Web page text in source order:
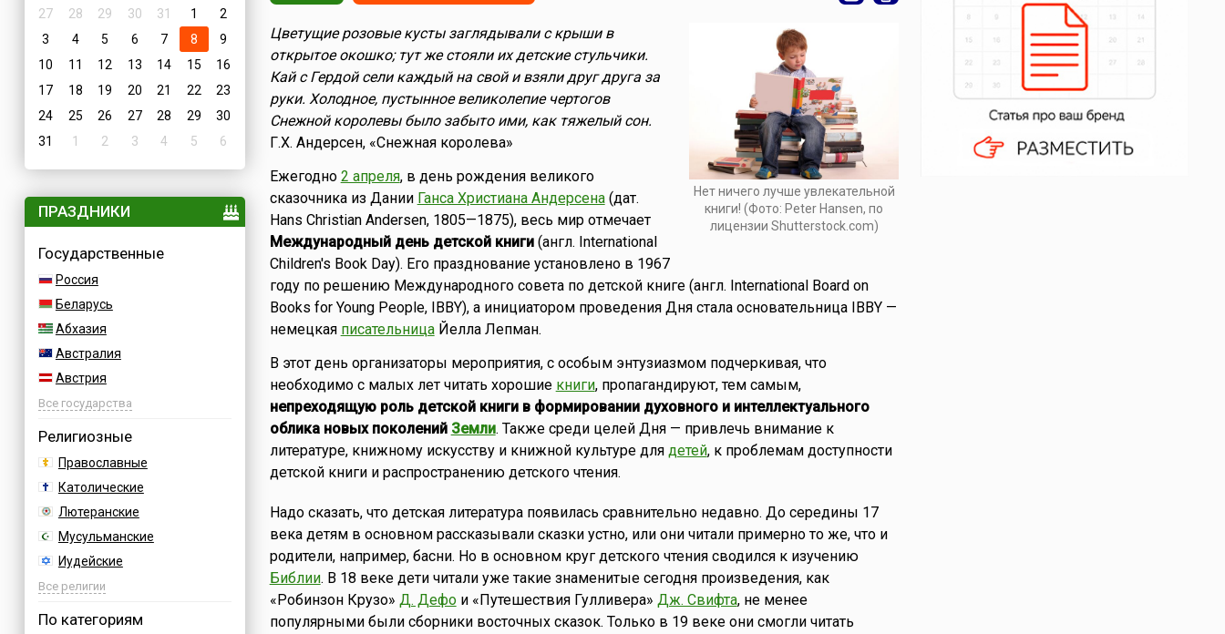
27
28 29 30 31 1
2
3
4 5 6 7 8
9
10
11 12 13 14 15
16
17
18 19 20 21 22
23
24
25 26 27 28 29
30
31
1 2 3 4 5 6
ПРАЗДНИКИ
Государственные
Россия
Беларусь
Абхазия
Австралия
Австрия
Азербайджан
Босния
Все государства
Религиозные
Православные
Католические
Лютеранские
Мусульманские
Иудейские
Буддийские
Все религии
По категориям
Нет ничего лучше увлекательной
книги! (Фото: Peter Hansen, по
лицензии Shutterstock.com)
Цветущие розовые кусты заглядывали с крыши в
открытое окошко; тут же стояли их детские стульчики.
Кай с Гердой сели каждый на свой и взяли друг друга за
руки. Холодное, пустынное великолепие чертогов
Снежной королевы было забыто ими, как тяжелый сон.
Г.Х. Андерсен, «Снежная королева»
Ежегодно 2 апреля, в день рождения великого
сказочника из Дании Ганса Христиана Андерсена(дат.
Hans Christian Andersen, 1805—1875), весь мир отмечает
Международный день детской книги(англ. International
Children's Book Day). Его празднование установлено в 1967
году по решению Международного совета по детской книге (англ. International Board on
Books for Young People, IBBY), а инициатором проведения Дня стала основательница IBBY —
немецкая писательницаЙелла Лепман.
В этот день организаторы мероприятия, с особым энтузиазмом подчеркивая, что
необходимо с малых лет читать хорошие книги, пропагандируют, тем самым,
непреходящую роль детской книги в формировании духовного и интеллектуального
облика новых поколений Земли. Также среди целей Дня — привлечь внимание к
литературе, книжному искусству и книжной культуре для детей, к проблемам доступности
детской книги и распространению детского чтения.
Надо сказать, что детская литература появилась сравнительно недавно. До середины 17
века детям в основном рассказывали сказки устно, или они читали примерно то же, что и
родители, например, басни. Но в основном круг детского чтения сводился к изучению
Библии. В 18 веке дети читали уже такие знаменитые сегодня произведения, как
«Робинзон Крузо» Д. Дефои «Путешествия Гулливера» Дж. Свифта, не менее
популярными были сборники восточных сказок. Только в 19 веке они смогли читать